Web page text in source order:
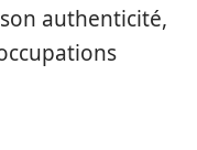
authenticité,